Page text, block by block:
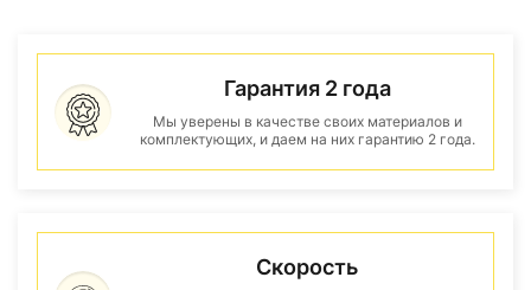
Гарантия 2 года
Мы уверены в качестве своих материалов и
комплектующих, и даем на них гарантию 2 года.
Скорость